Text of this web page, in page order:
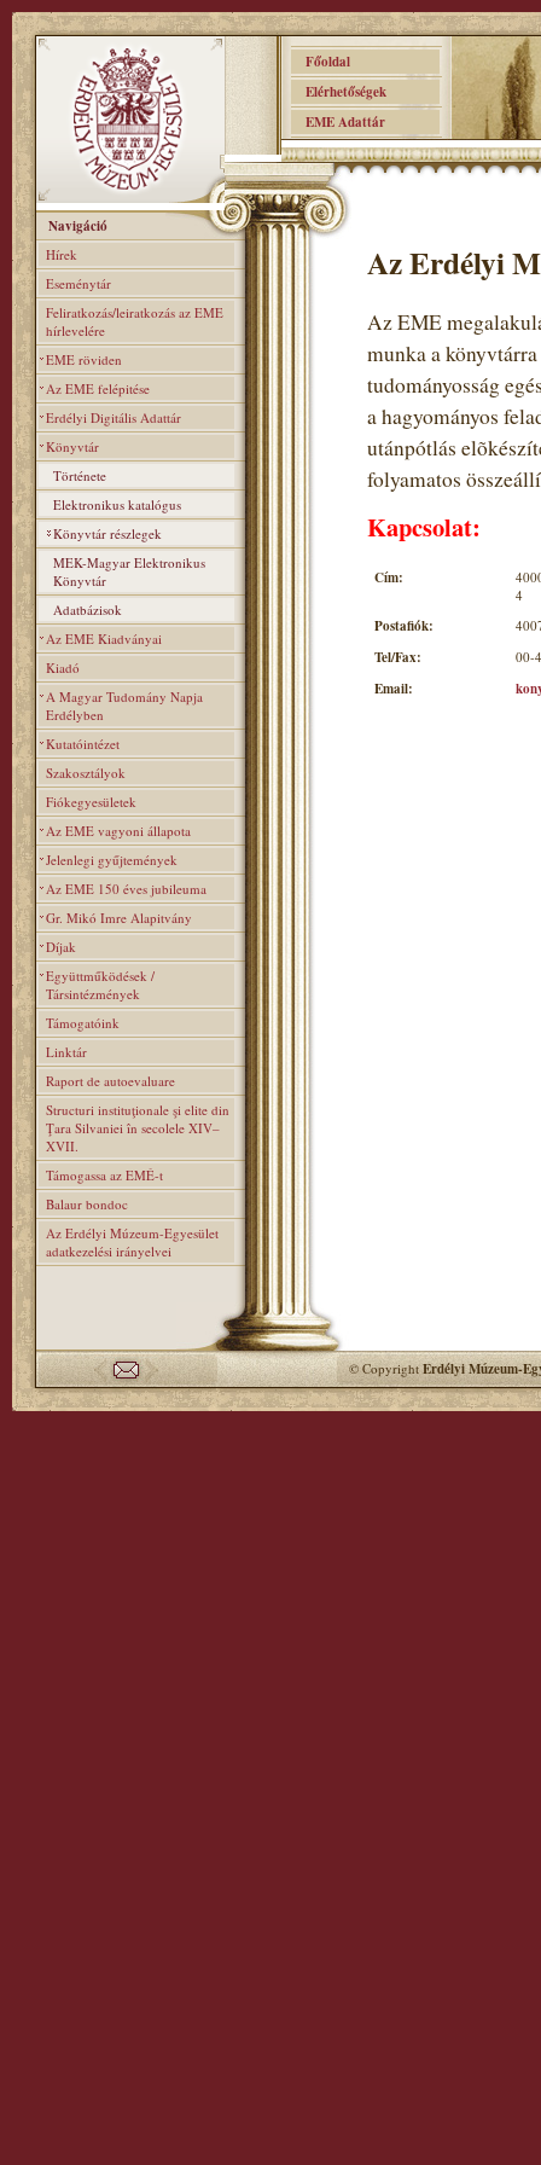
Főoldal
Elérhetőségek
EME Adattár
Navigáció
Hírek
Eseménytár
Feliratkozás/leiratkozás az EME
hírlevelére
EME röviden
Az EME felépitése
Erdélyi Digitális Adattár
Könyvtár
Története
Elektronikus katalógus
Könyvtár részlegek
MEK-Magyar Elektronikus
Könyvtár
Adatbázisok
Az EME Kiadványai
Kiadó
A Magyar Tudomány Napja
Erdélyben
Kutatóintézet
Szakosztályok
Fiókegyesületek
Az EME vagyoni állapota
Jelenlegi gyűjtemények
Az EME 150 éves jubileuma
Gr. Mikó Imre Alapitvány
Díjak
Együttműködések /
Társintézmények
Támogatóink
Linktár
Raport de autoevaluare
Structuri instituţionale şi elite din
Ţara Silvaniei în secolele XIV–
XVII.
Támogassa az EMÉ-t
Balaur bondoc
Az Erdélyi Múzeum-Egyesület
adatkezelési irányelvei
Az Erdélyi
Az EME
munka a
tudományosság
a hagyományos
utánpótlás
folyamatos
Kapcsolat:
Cím:
4
Postafiók:
Tel/Fax: 00-
Email:
© CopyrightErdélyi Múzeum-